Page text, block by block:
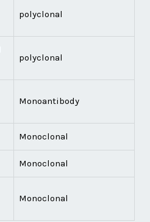
polyclonal
polyclonal
Monoantibody
Monoclonal
Monoclonal
Monoclonal